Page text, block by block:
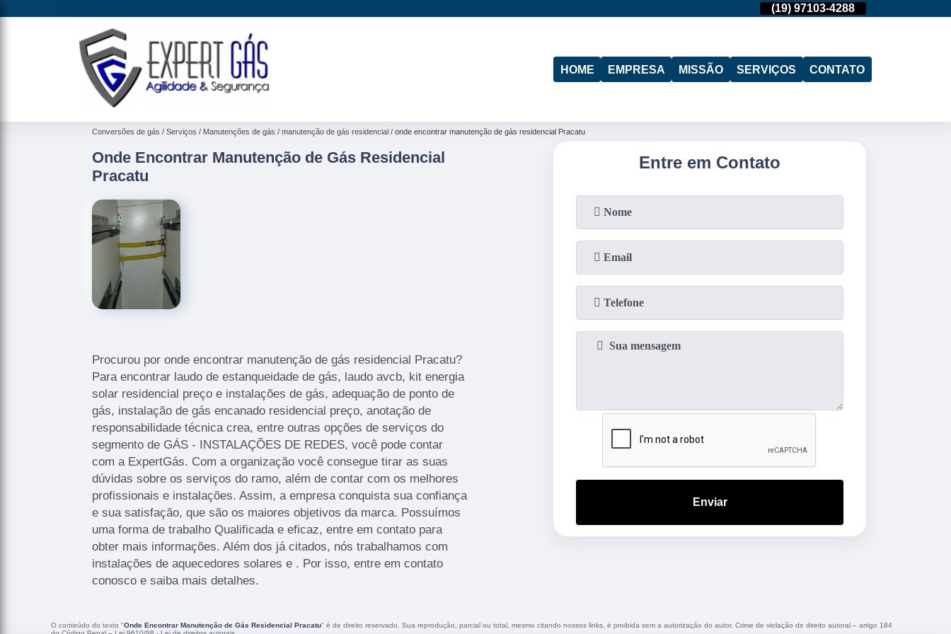
(19) 97103-4288
HOME EMPRESA MISSÃO SERVIÇOS CONTATO
Conversões de gás Serviços Manutenções de gás manutenção de gás residencial onde encontrar manutenção de gás residencial Pracatu
Onde Encontrar Manutenção de Gás Residencial
Pracatu
Procurou por onde encontrar manutenção de gás residencial Pracatu?
Para encontrar laudo de estanqueidade de gás, laudo avcb, kit energia
solar residencial preço e instalações de gás, adequação de ponto de
gás, instalação de gás encanado residencial preço, anotação de
responsabilidade técnica crea, entre outras opções de serviços do
segmento de GÁS - INSTALAÇÕES DE REDES, você pode contar
com a ExpertGás. Com a organização você consegue tirar as suas
dúvidas sobre os serviços do ramo, além de contar com os melhores
profissionais e instalações. Assim, a empresa conquista sua confiança
e sua satisfação, que são os maiores objetivos da marca. Possuímos
uma forma de trabalho Qualificada e eficaz, entre em contato para
obter mais informações. Além dos já citados, nós trabalhamos com
instalações de aquecedores solares e . Por isso, entre em contato
conosco e saiba mais detalhes.
Entre em Contato
Enviar
O conteúdo do texto "Onde Encontrar Manutenção de Gás Residencial Pracatu" é de direito reservado. Sua reprodução, parcial ou total, mesmo citando nossos links, é proibida sem a autorização do autor. Crime de violação de direito autoral – artigo 184